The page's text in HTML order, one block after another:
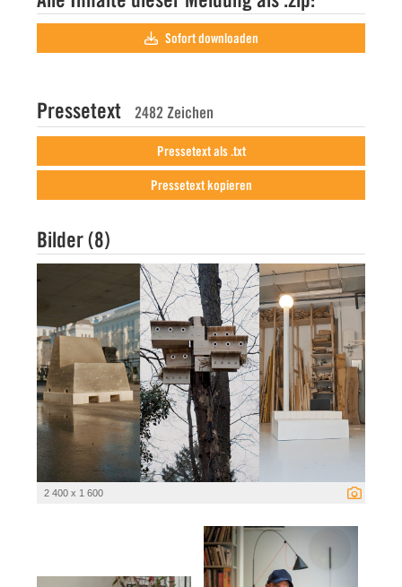
Sofort downloaden
Pressetext 2482 Zeichen
Pressetext als .txt
Pressetext kopieren
Bilder (8)
2 400 x 1 600